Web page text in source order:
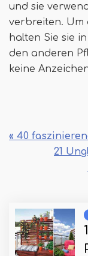
und sie
verbreiten. Um
halten Sie sie
den anderen
keine
« 40
21